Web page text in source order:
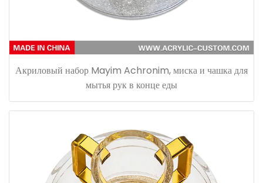
Акриловый набор Mayim Achronim, миска и чашка для
мытья рук в конце еды